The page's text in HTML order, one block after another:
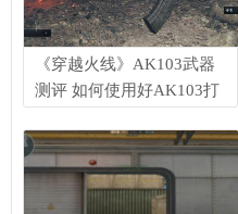
《穿越火线》AK103武器
测评 如何使用好AK103打